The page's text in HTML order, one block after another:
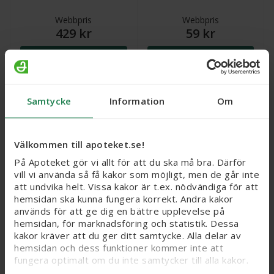
Samtycke Information Om
Välkommen till apoteket.se!
På Apoteket gör vi allt för att du ska må bra. Därför
vill vi använda så få kakor som möjligt, men de går inte
att undvika helt. Vissa kakor är t.ex. nödvändiga för att
hemsidan ska kunna fungera korrekt. Andra kakor
används för att ge dig en bättre upplevelse på
hemsidan, för marknadsföring och statistik. Dessa
kakor kräver att du ger ditt samtycke. Alla delar av
hemsidan och dess funktioner kommer inte att
fungera optimalt om du inte samtycker till alla kakor.
Webbpris
429 kr
Webbpris
59 kr
Köp
Nicotinell Tropisk frukt,
medicinskt tuggummi 2
mg, 24 st
Läkemedel
NiQuitin Mint,
medicinskt tuggummi 2
mg, 200 st
Läkemedel